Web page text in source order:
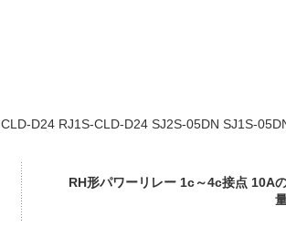
D24 RJ1S-CLD-D24 SJ2S-05DN SJ1S-
RH形パワーリレー 1c～4c接点 10A